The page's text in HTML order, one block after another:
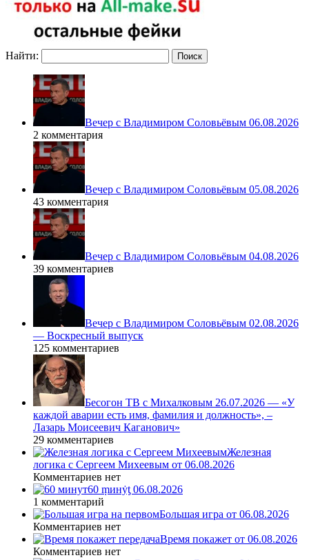
Найти:
Вечер с Владимиром Соловьёвым 06.08.2026
2 комментария
Вечер с Владимиром Соловьёвым 05.08.2026
43 комментария
Вечер с Владимиром Соловьёвым 04.08.2026
39 комментариев
Вечер с Владимиром Соловьёвым 02.08.2026
— Воскресный выпуск
125 комментариев
Бесогон ТВ с Михалковым 26.07.2026 — «У
каждой аварии есть имя, фамилия и должность», –
Лазарь Моисеевич Каганович»
29 комментариев
Железная
логика с Сергеем Михеевым от 06.08.2026
Комментариев нет
60 ṃинẏƫ 06.08.2026
1 комментарий
Большая игра от 06.08.2026
Комментариев нет
Время покажет от 06.08.2026
Комментариев нет